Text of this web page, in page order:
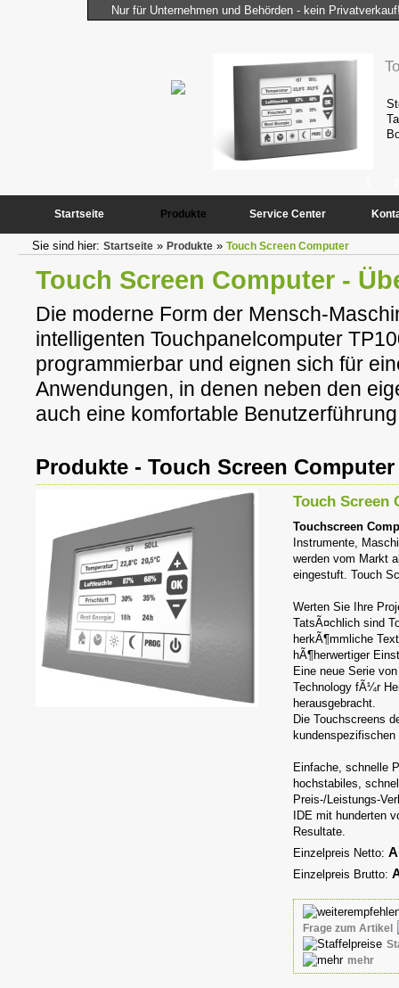
Nur für Unternehmen und Behörden - kein
Startseite Produkte Service Center
Sie sind hier: Startseite » Produkte » Touch Screen Computer
Touch Screen Computer -
Die moderne Form der Mensch-
intelligenten Touchpanelcomputer
programmierbar und eignen sich für
Anwendungen, in denen neben den
auch eine komfortable
Produkte - Touch Screen Computer
Touch Screen
Touchscreen
Instrumente,
werden vom Markt
eingestuft. Touch
Werten Sie Ihre
TatsÃ¤chlich sind
herkÃ¶mmliche
hÃ¶herwertiger
Eine neue Serie
Technology fÃ¼r
herausgebracht.
Die Touchscreens
Einfache, schnelle
hochstabiles,
Preis-/Leistungs-
IDE mit hunderten
Resultate.
Einzelpreis Netto:
Einzelpreis Brutto:
Frage zum Artikel
mehr